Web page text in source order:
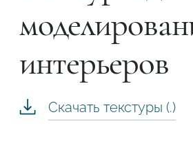
интерьеров
Скачать текстуры (.)